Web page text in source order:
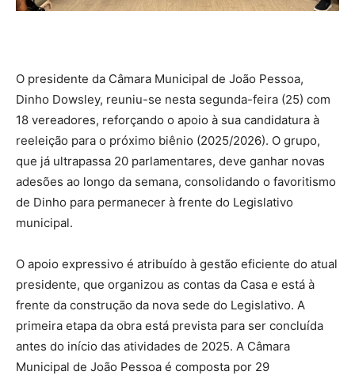
O presidente da Câmara Municipal de João Pessoa,
Dinho Dowsley, reuniu-se nesta segunda-feira (25) com
18 vereadores, reforçando o apoio à sua candidatura à
reeleição para o próximo biênio (2025/2026). O grupo,
que já ultrapassa 20 parlamentares, deve ganhar novas
adesões ao longo da semana, consolidando o favoritismo
de Dinho para permanecer à frente do Legislativo
municipal.
O apoio expressivo é atribuído à gestão eficiente do atual
presidente, que organizou as contas da Casa e está à
frente da construção da nova sede do Legislativo. A
primeira etapa da obra está prevista para ser concluída
antes do início das atividades de 2025. A Câmara
Municipal de João Pessoa é composta por 29